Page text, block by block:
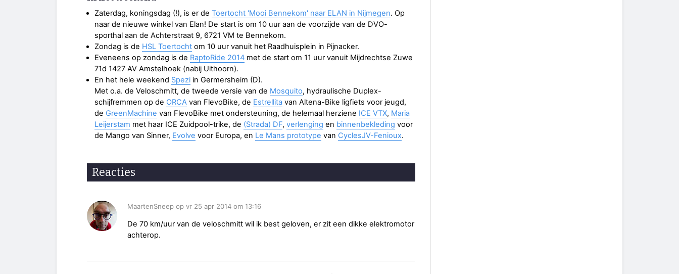
Zaterdag, koningsdag (!), is er de Toertocht 'Mooi Bennekom' naar ELAN in Nijmegen. Op
naar de nieuwe winkel van Elan! De start is om 10 uur aan de voorzijde van de DVO-
sporthal aan de Achterstraat 9, 6721 VM te Bennekom.
Zondag is de HSL Toertochtom 10 uur vanuit het Raadhuisplein in Pijnacker.
Eveneens op zondag is de RaptoRide 2014met de start om 11 uur vanuit Mijdrechtse Zuwe
71d 1427 AV Amstelhoek (nabij Uithoorn).
En het hele weekend Speziin Germersheim (D).
Met o.a. de Veloschmitt, de tweede versie van de Mosquito, hydraulische Duplex-
schijfremmen op de ORCAvan FlevoBike, de Estrellitavan Altena-Bike ligfiets voor jeugd,
de GreenMachine van FlevoBike met ondersteuning, de helemaal herziene ICE VTX, Maria
Leijerstam met haar ICE Zuidpool-trike, de (Strada) DF, verlenging en binnenbekleding voor
de Mango van Sinner, Evolve voor Europa, en Le Mans prototype van CyclesJV-Fenioux.
Reacties
MaartenSneep op vr 25 apr 2014 om 13:16
De 70 km/uur van de veloschmitt wil ik best geloven, er zit een dikke elektromotor
achterop.